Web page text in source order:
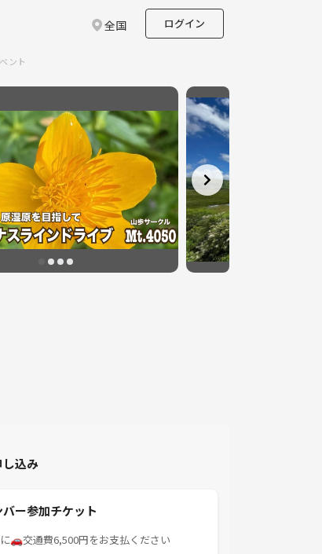
全国 ログイン
ント
込み
バー参加チケット
🚗交通費6,500円をお支払ください